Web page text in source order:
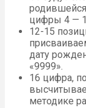
цифры 4 —
12-15
дату
«9999».
16 цифра,
методике